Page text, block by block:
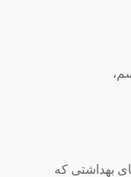
بهداشتی که